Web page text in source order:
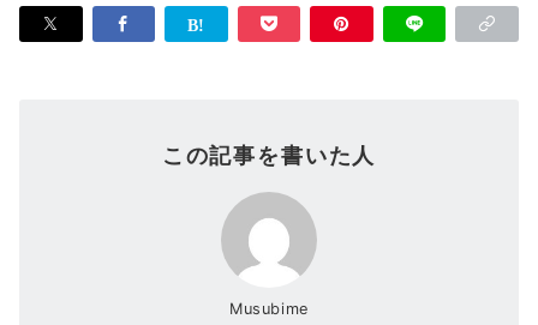
この記事を書いた人
Musubime